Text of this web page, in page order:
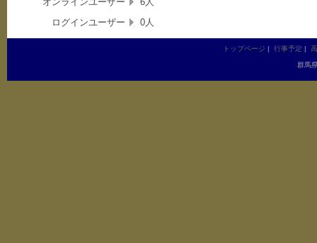
ログインユーザー
0人
トップページ | 行事予定 |
群馬